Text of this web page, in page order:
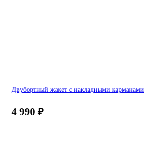
Двубортный жакет с накладными карманами
4 990 ₽